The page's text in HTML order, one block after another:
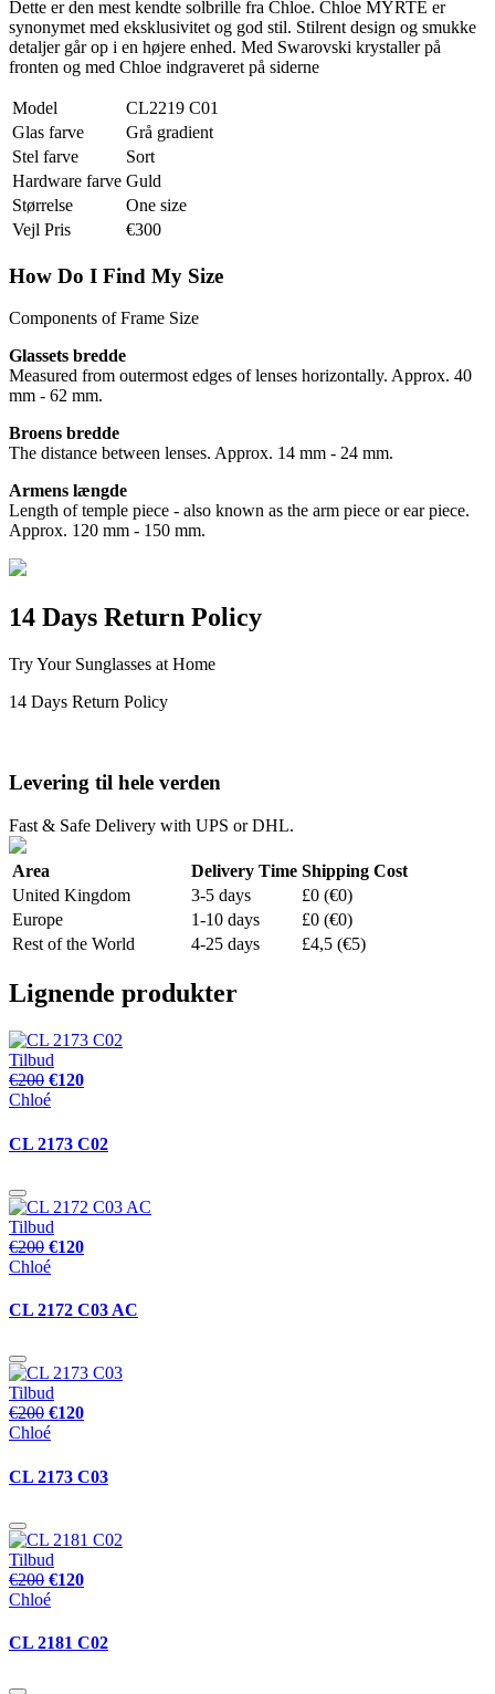
Dette er den mest kendte solbrille fra Chloe. Chloe MYRTE er
synonymet med eksklusivitet og god stil. Stilrent design og smukke
detaljer går op i en højere enhed. Med Swarovski krystaller på
fronten og med Chloe indgraveret på siderne
Model
CL2219 C01
Glas farve
Grå gradient
Stel farve
Sort
Hardware farve Guld
Størrelse
One size
Vejl Pris
€300
How Do I Find My Size
Components of Frame Size
Glassets bredde
Measured from outermost edges of lenses horizontally. Approx. 40
mm - 62 mm.
Broens bredde
The distance between lenses. Approx. 14 mm - 24 mm.
Armens længde
Length of temple piece - also known as the arm piece or ear piece.
Approx. 120 mm - 150 mm.
14 Days Return Policy
Try Your Sunglasses at Home
14 Days Return Policy
Levering til hele verden
Fast & Safe Delivery with UPS or DHL.
Area Delivery Time Shipping Cost
United Kingdom
3-5 days
£0 (€0)
Europe
1-10 days
£0 (€0)
Rest of the World
4-25 days £4,5 (€5)
Lignende produkter
Tilbud
€200 €120
Chloé
CL 2173 C02
Tilbud
€200 €120
Chloé
CL 2172 C03 AC
Tilbud
€200 €120
Chloé
CL 2173 C03
Tilbud
€200 €120
Chloé
CL 2181 C02